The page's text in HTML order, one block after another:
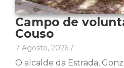
Campo de
Couso
7 Agosto, 2026 /
O alcalde da Estrada,